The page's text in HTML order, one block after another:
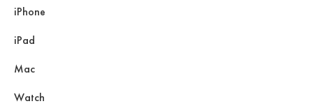
iPhone
iPad
Mac
Watch